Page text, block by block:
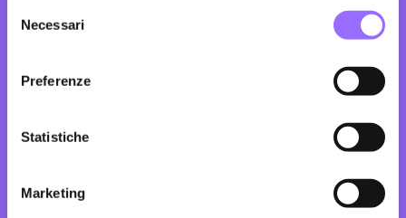
Necessari
Preferenze
Statistiche
Marketing
competenze.
elaborare e sviluppare una strategia digitale a
misura.
UX/UI Design, SEO e ADV:
ottimizziamo e
potenziamo la tua presenza online.